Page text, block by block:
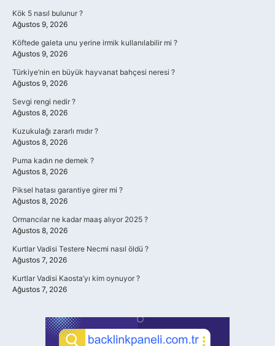
Kök 5 nasıl bulunur ?
Ağustos 9, 2026
Köftede galeta unu yerine irmik kullanılabilir mi ?
Ağustos 9, 2026
Türkiye’nin en büyük hayvanat bahçesi neresi ?
Ağustos 9, 2026
Sevgi rengi nedir ?
Ağustos 8, 2026
Kuzukulağı zararlı mıdır ?
Ağustos 8, 2026
Puma kadın ne demek ?
Ağustos 8, 2026
Piksel hatası garantiye girer mi ?
Ağustos 8, 2026
Ormancılar ne kadar maaş alıyor 2025 ?
Ağustos 8, 2026
Kurtlar Vadisi Testere Necmi nasıl öldü ?
Ağustos 7, 2026
Kurtlar Vadisi Kaosta’yı kim oynuyor ?
Ağustos 7, 2026